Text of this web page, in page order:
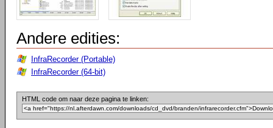
Andere edities:
InfraRecorder (Portable)
InfraRecorder (64-bit)
HTML code om naar deze pagina te linken: